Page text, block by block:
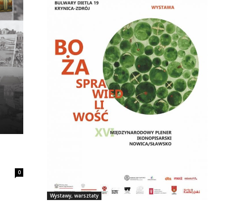
0
Wystawy, warsztaty